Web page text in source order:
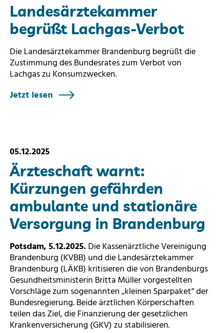
Landesärztekammer
begrüßt Lachgas-Verbot
Die Landesärztekammer Brandenburg begrüßt die
Zustimmung des Bundesrates zum Verbot von
Lachgas zu Konsumzwecken.
Jetzt lesen
05.12.2025
Ärzteschaft warnt:
Kürzungen gefährden
ambulante und stationäre
Versorgung in Brandenburg
Potsdam, 5.12.2025. Die Kassenärztliche Vereinigung
Brandenburg (KVBB) und die Landesärztekammer
Brandenburg (LÄKB) kritisieren die von Brandenburgs
Gesundheitsministerin Britta Müller vorgestellten
Vorschläge zum sogenannten „kleinen Sparpaket“ der
Bundesregierung. Beide ärztlichen Körperschaften
teilen das Ziel, die Finanzierung der gesetzlichen
Krankenversicherung (GKV) zu stabilisieren.